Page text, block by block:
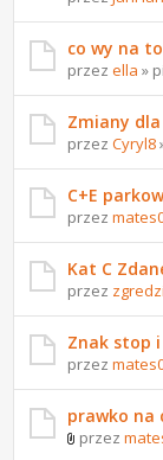
co wy na to
przezella »
Zmiany
przezCyryl8
C+E
przez
Kat C
przez
Znak stop i
przez
prawko na
przez